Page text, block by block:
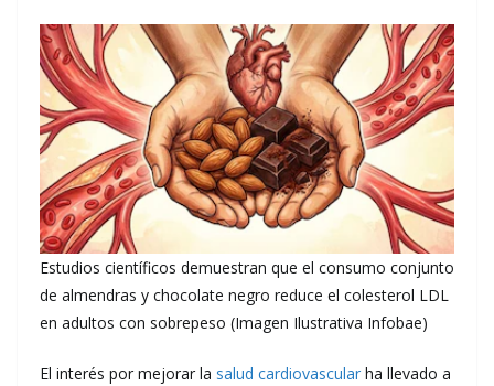
Estudios científicos demuestran que el consumo conjunto
de almendras y chocolate negro reduce el colesterol LDL
en adultos con sobrepeso (Imagen Ilustrativa Infobae)
El interés por mejorar la salud cardiovascular ha llevado a